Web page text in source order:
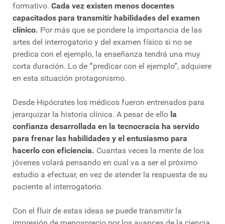
formativo. Cada vez existen menos docentes
capacitados para transmitir habilidades del examen
clínico. Por más que se pondere la importancia de las
artes del interrogatorio y del examen físico si no se
predica con el ejemplo, la enseñanza tendrá una muy
corta duración. Lo de "'predicar con el ejemplo”, adquiere
en esta situación protagonismo.
Desde Hipócrates los médicos fueron entrenados para
jerarquizar la historia clínica. A pesar de ello la
confianza desarrollada en la tecnocracia ha servido
para frenar las habilidades y el entusiasmo para
hacerlo con eficiencia. Cuantas veces la mente de los
jóvenes volará pensando en cual va a ser el próximo
estudio a efectuar, en vez de atender la respuesta de su
paciente al interrogatorio.
Con el fluir de estas ideas se puede transmitir la